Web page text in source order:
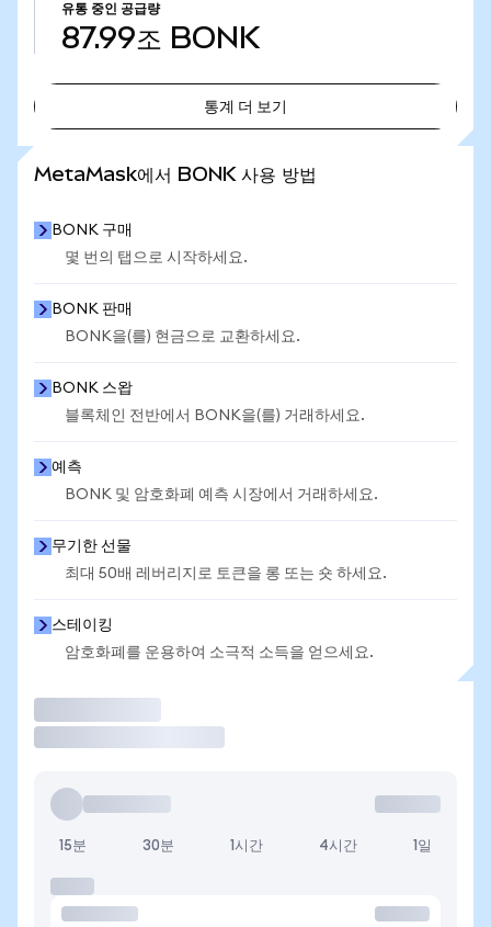
유통 중인 공급량
87.99조 BONK
통계 더 보기
MetaMask에서 BONK 사용 방법
BONK 구매
몇 번의 탭으로 시작하세요.
BONK 판매
BONK을(를) 현금으로 교환하세요.
BONK 스왑
블록체인 전반에서 BONK을(를) 거래하세요.
예측
BONK 및 암호화폐 예측 시장에서 거래하세요.
무기한 선물
최대 50배 레버리지로 토큰을 롱 또는 숏 하세요.
스테이킹
암호화폐를 운용하여 소극적 소득을 얻으세요.
15분 30분 1시간 4시간 1일